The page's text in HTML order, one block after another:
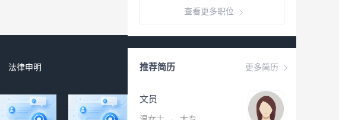
查看更多职位
更多简历
推荐简历
文员
法律申明